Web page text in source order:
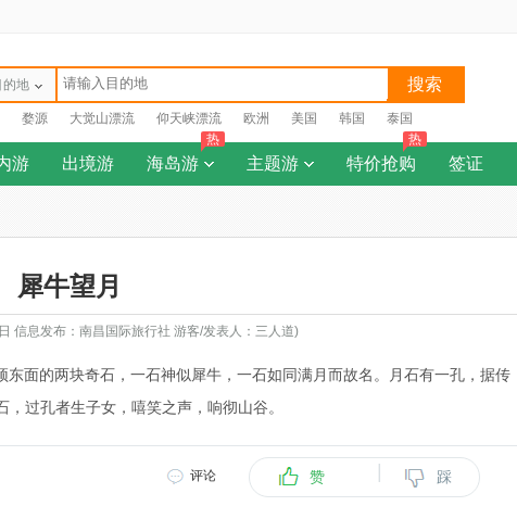
的地 搜索
婺源 大觉山漂流 仰天峡漂流 欧洲 美国 韩国 泰国
游 出境游 海岛游
热
主题游 特价抢购
热
签证
犀牛望月
信息发布：南昌国际旅行社 游客/发表人：三人道)
的两块奇石，一石神似犀牛，一石如同满月而故名。月石有一孔，据传
过孔者生子女，嘻笑之声，响彻山谷。
赞 踩
评论